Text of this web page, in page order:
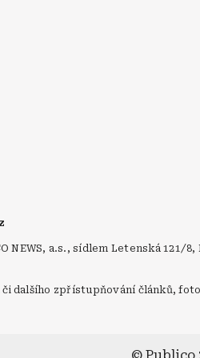
NEWS, a.s., sídlem Letenská 121/
dalšího zpřístupňování článků,